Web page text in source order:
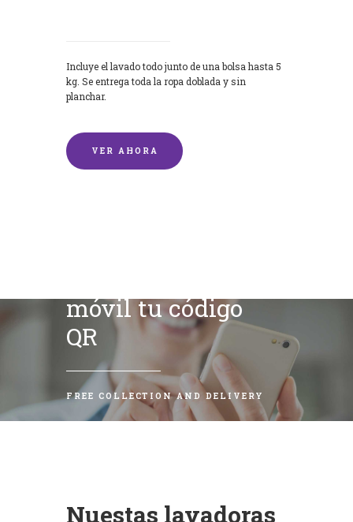
Incluye el lavado todo junto de una bolsa hasta 5
kg. Se entrega toda la ropa doblada y sin
planchar.
VER AHORA
móvil tu código
QR
FREE COLLECTION AND DELIVERY
Nuestas lavadoras